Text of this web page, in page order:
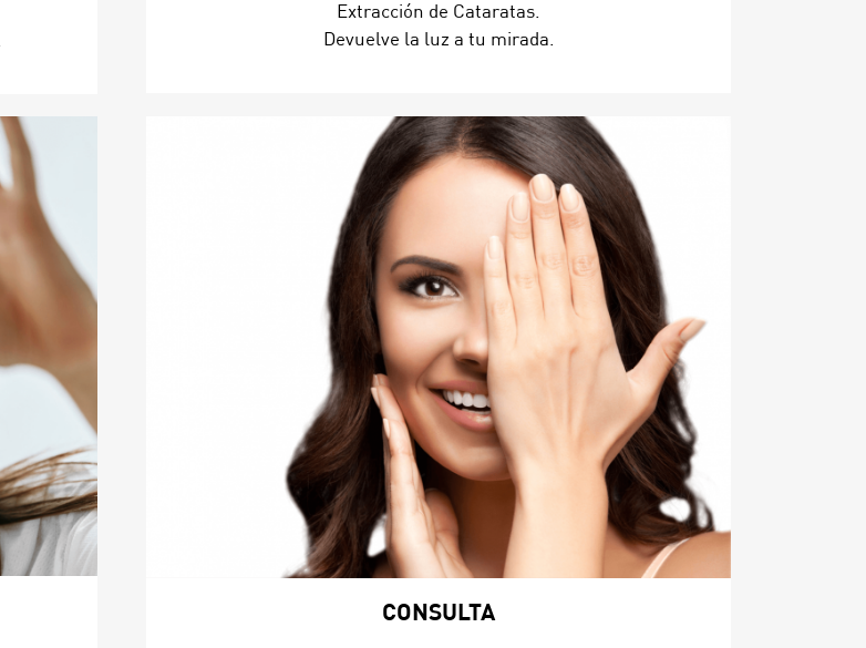
Extracción de Cataratas.
Devuelve la luz a tu mirada.
CONSULTA